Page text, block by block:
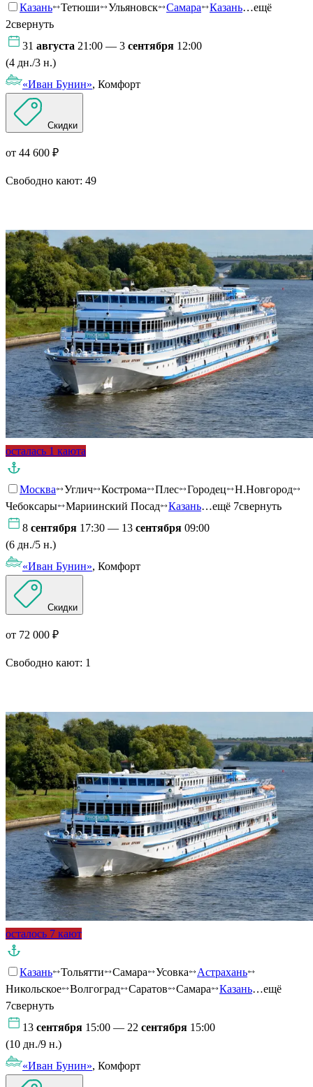
Казань Тетюши Ульяновск Самара Казань…ещё
2свернуть
31 августа 21:00 — 3 сентября 12:00
(4 дн./3 н.)
«Иван Бунин», Комфорт
Скидки
от 44 600 ₽
Свободно кают: 49
осталась 1 каюта
Москва Углич Кострома Плес Городец
Н.Новгород
Чебоксары
Мариинский Посад Казань…ещё 7свернуть
8 сентября 17:30 — 13 сентября 09:00
(6 дн./5 н.)
«Иван Бунин», Комфорт
Скидки
от 72 000 ₽
Свободно кают: 1
осталось 7 кают
Казань Тольятти Самара Усовка
Астрахань
Никольское
Волгоград Саратов Самара Казань…ещё
7свернуть
13 сентября 15:00 — 22 сентября 15:00
(10 дн./9 н.)
«Иван Бунин», Комфорт